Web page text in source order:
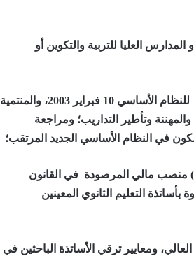
العليا للتربية والتكوين أو
إنصاف جميع الأطر العاملة بالمراكز الجهوية لمهن التربية والتكوين والخاضعة للنظام الأساسي 10 فبراير 2003، والمنتمية
والمهننة وتأطير التداريب؛ ومراجعة
في النظام الأساسي الجديد المرتقب؛
تخصيص حصيص للأساتذة المكونين الحاصلين على شهادة الدكتوراه من (700) منصب مالي المرصودة في القانون
بأساتذة التعليم الثانوي المعينين
ومعايير ترقي الأساتذة الباحثين في